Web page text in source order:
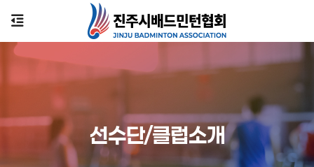
선수단/클럽소개